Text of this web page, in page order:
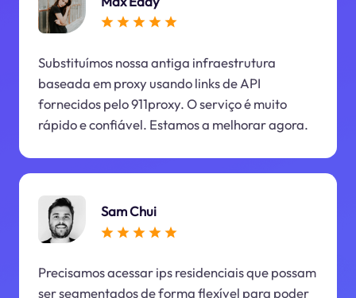
Substituímos nossa antiga infraestrutura
baseada em proxy usando links de API
fornecidos pelo 911proxy. O serviço é muito
rápido e confiável. Estamos a melhorar agora.
Sam Chui
Precisamos acessar ips residenciais que possam
ser segmentados de forma flexível para poder